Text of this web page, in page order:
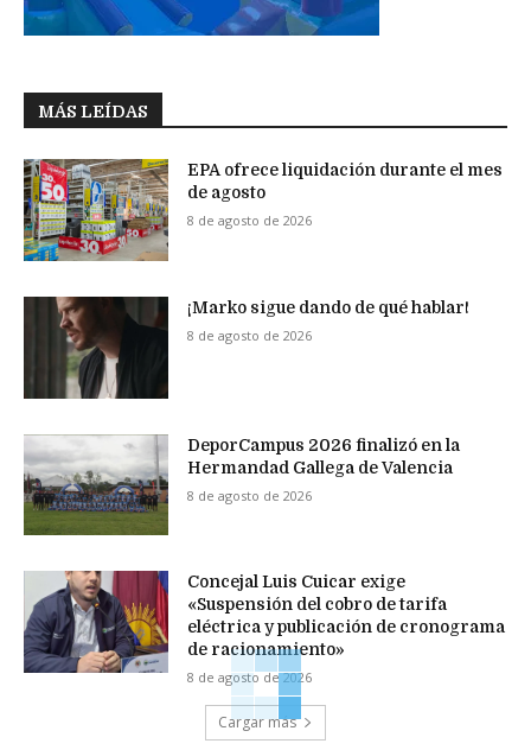
MÁS LEÍDAS
EPA ofrece liquidación durante el mes
de agosto
8 de agosto de 2026
¡Marko sigue dando de qué hablar!
8 de agosto de 2026
DeporCampus 2026 finalizó en la
Hermandad Gallega de Valencia
8 de agosto de 2026
Concejal Luis Cuicar exige
«Suspensión del cobro de tarifa
eléctrica y publicación de cronograma
de racionamiento»
8 de agosto de 2026
Cargar más